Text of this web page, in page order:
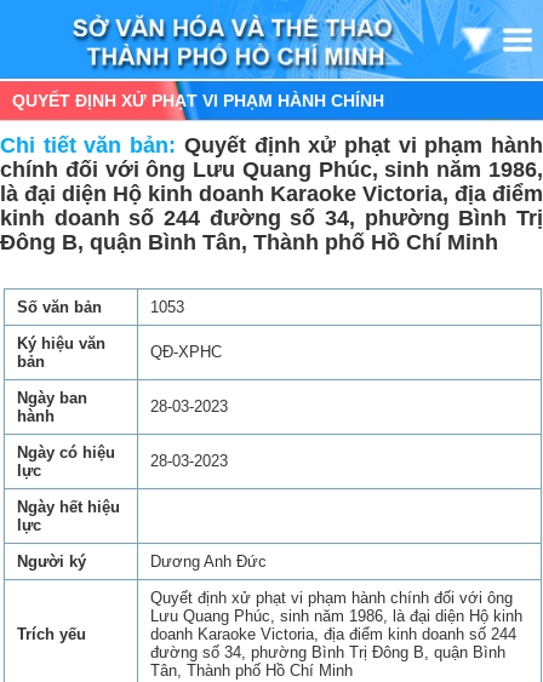
QUYẾT ĐỊNH XỬ PHẠT VI PHẠM HÀNH CHÍNH
Chi tiết văn bản: Quyết định xử phạt vi phạm hành
chính đối với ông Lưu Quang Phúc, sinh năm 1986,
là đại diện Hộ kinh doanh Karaoke Victoria, địa điểm
kinh doanh số 244 đường số 34, phường Bình Trị
Đông B, quận Bình Tân, Thành phố Hồ Chí Minh
Số văn bản
1053
Ký hiệu văn
bản
QĐ-XPHC
Ngày ban
hành
28-03-2023
Ngày có hiệu
lực
28-03-2023
Ngày hết hiệu
lực
Người ký
Dương Anh Đức
Trích yếu
Quyết định xử phạt vi phạm hành chính đối với ông
Lưu Quang Phúc, sinh năm 1986, là đại diện Hộ kinh
doanh Karaoke Victoria, địa điểm kinh doanh số 244
đường số 34, phường Bình Trị Đông B, quận Bình
Tân, Thành phố Hồ Chí Minh